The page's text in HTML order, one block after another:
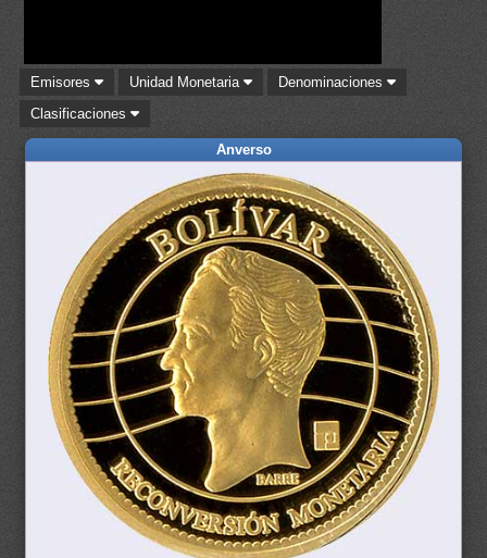
Emisores Unidad Monetaria
Denominaciones
Clasificaciones
Anverso